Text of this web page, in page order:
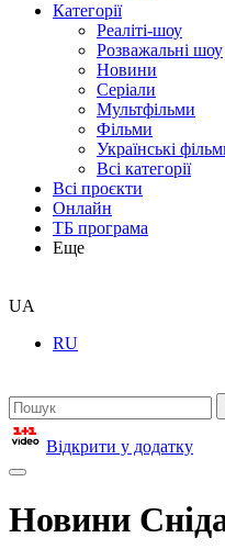
Категорії
Реаліті-шоу
Розважальні шоу
Новини
Серіали
Мультфільми
Фільми
Українські
Всі категорії
Всі проєкти
Онлайн
ТБ програма
Еще
UA
RU
Відкрити у додатку
Новини